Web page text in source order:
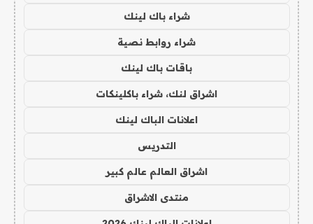
شراء باك لينك
شراء روابط نصية
باقات باك لينك
اشراق لنك، شراء باكلينكات
اعلانات الباك لينك
التدريس
اشراق العالم عالم كبير
منتدى الاشراق